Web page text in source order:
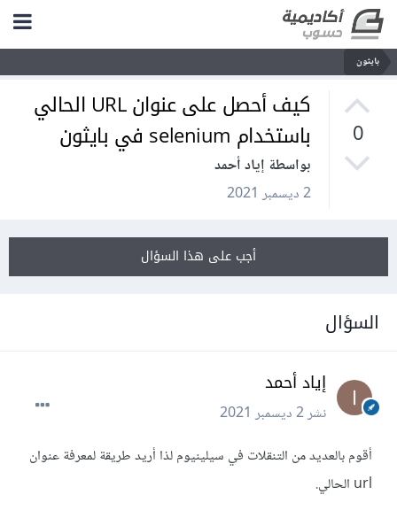
بايثون
0
كيف أحصل على عنوان URL الحالي
باستخدام selenium في بايثون
بواسطة إياد أحمد
2 ديسمبر 2021
أجب على هذا السؤال
السؤال
إياد أحمد
نشر2 ديسمبر 2021
أقوم بالعديد من التنقلات في سيلينيوم لذا أريد طريقة لمعرفة عنوان
url الحالي.